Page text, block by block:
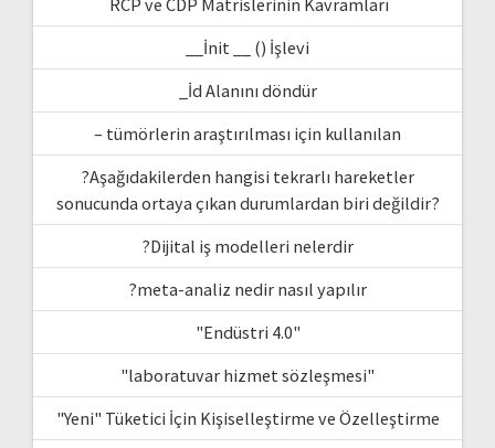
RCP ve CDP Matrislerinin Kavramları
__İnit __ () İşlevi
_İd Alanını döndür
– tümörlerin araştırılması için kullanılan
?Aşağıdakilerden hangisi tekrarlı hareketler
sonucunda ortaya çıkan durumlardan biri değildir?
?Dijital iş modelleri nelerdir
?meta-analiz nedir nasıl yapılır
"Endüstri 4.0"
"laboratuvar hizmet sözleşmesi"
"Yeni" Tüketici İçin Kişiselleştirme ve Özelleştirme